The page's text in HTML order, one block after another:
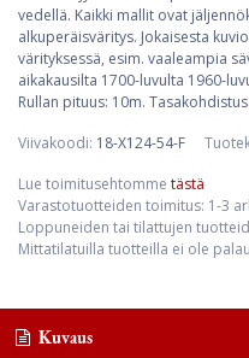
vedellä. Kaikki mallit ovat
alkuperäisväritys. Jokaisesta
värityksessä, esim. vaaleampia
aikakausilta 1700-luvulta 1960-
Rullan pituus: 10m.
Viivakoodi: 18-X124-54-F
Lue toimitusehtomme tästä
Varastotuotteiden toimitus: 1-3
Loppuneiden tai tilattujen
Mittatilatuilla tuotteilla ei ole
Kuvaus